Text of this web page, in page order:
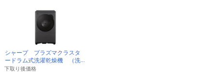
シャープ プラズマクラスタ
ードラム式洗濯乾燥機 （洗
濯8kg／乾燥4kg） 左開
下取り後価格